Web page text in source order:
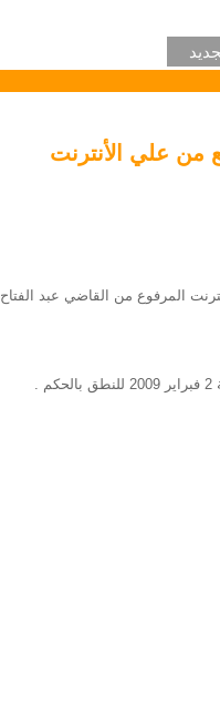
في دعوي إغلاق 51 موقع من علي الأنترنت
بإغلاق 51 موقعا علي الإنترنت المرفوع من القاضي عبد الفتاح
.